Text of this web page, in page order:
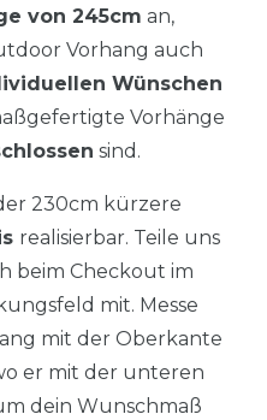
von 245cm an,
Vorhang auch
Wünschen
Vorhänge
sind.
230cm kürzere
realisierbar. Teile uns
beim Checkout im
mit. Messe
mit der Oberkante
er mit der unteren
dein Wunschmaß